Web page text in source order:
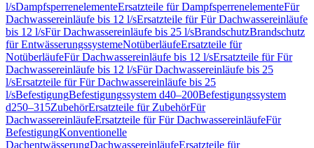
l/sDampfsperrenelementeErsatzteile für DampfsperrenelementeFür
Dachwassereinläufe bis 12 l/sErsatzteile für Für Dachwassereinläufe
bis 12 l/sFür Dachwassereinläufe bis 25 l/sBrandschutzBrandschutz
für EntwässerungssystemeNotüberläufeErsatzteile für
NotüberläufeFür Dachwassereinläufe bis 12 l/sErsatzteile für Für
Dachwassereinläufe bis 12 l/sFür Dachwassereinläufe bis 25
l/sErsatzteile für Für Dachwassereinläufe bis 25
l/sBefestigungBefestigungssystem d40–200Befestigungssystem
d250–315ZubehörErsatzteile für ZubehörFür
DachwassereinläufeErsatzteile für Für DachwassereinläufeFür
BefestigungKonventionelle
DachentwässerungDachwassereinläufeErsatzteile für